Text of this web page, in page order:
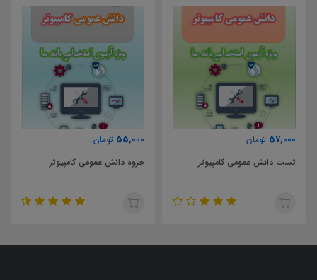
57,000 تومان
تست دانش عمومی کامپیوتر
55,000 تومان
جزوه دانش عمومی کامپیوتر